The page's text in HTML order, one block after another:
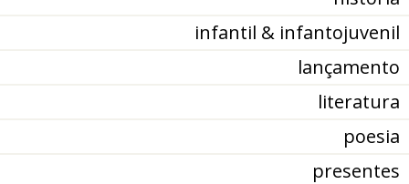
infantil & infantojuvenil
lançamento
literatura
poesia
presentes